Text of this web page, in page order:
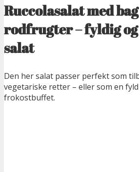
Ruccolasalat med
rodfrugter – fyldig
salat
Den her salat passer perfekt som
vegetariske retter – eller som en
frokostbuffet.